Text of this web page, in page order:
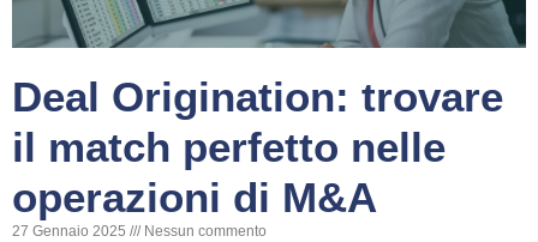
Deal Origination: trovare
il match perfetto nelle
operazioni di M&A
27 Gennaio 2025 Nessun commento